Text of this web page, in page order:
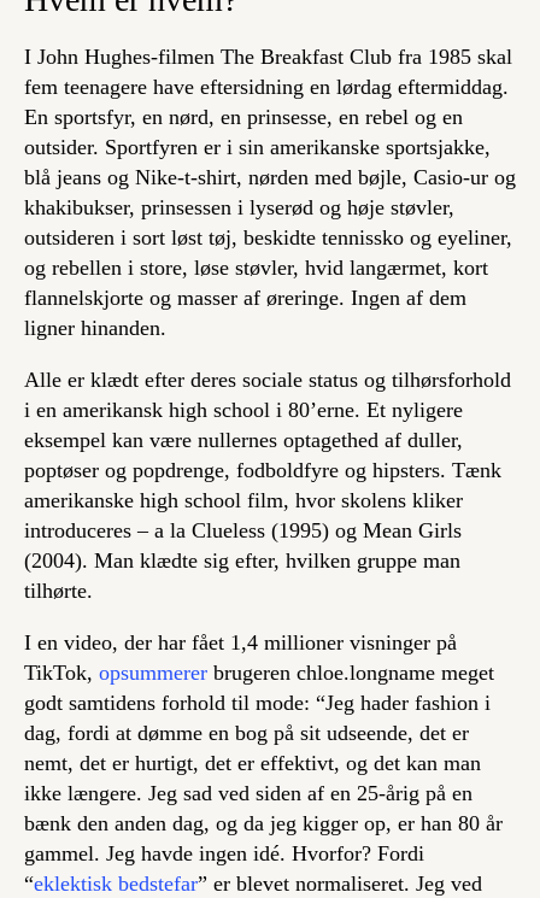
I John Hughes-filmen The Breakfast Club fra 1985 skal
fem teenagere have eftersidning en lørdag eftermiddag.
En sportsfyr, en nørd, en prinsesse, en rebel og en
outsider. Sportfyren er i sin amerikanske sportsjakke,
blå jeans og Nike-t-shirt, nørden med bøjle, Casio-ur og
khakibukser, prinsessen i lyserød og høje støvler,
outsideren i sort løst tøj, beskidte tennissko og eyeliner,
og rebellen i store, løse støvler, hvid langærmet, kort
flannelskjorte og masser af øreringe. Ingen af dem
ligner hinanden.
Alle er klædt efter deres sociale status og tilhørsforhold
i en amerikansk high school i 80’erne. Et nyligere
eksempel kan være nullernes optagethed af duller,
poptøser og popdrenge, fodboldfyre og hipsters. Tænk
amerikanske high school film, hvor skolens kliker
introduceres – a la Clueless (1995) og Mean Girls
(2004). Man klædte sig efter, hvilken gruppe man
tilhørte.
I en video, der har fået 1,4 millioner visninger på
TikTok, opsummerer brugeren chloe.longname meget
godt samtidens forhold til mode: “Jeg hader fashion i
dag, fordi at dømme en bog på sit udseende, det er
nemt, det er hurtigt, det er effektivt, og det kan man
ikke længere. Jeg sad ved siden af en 25-årig på en
bænk den anden dag, og da jeg kigger op, er han 80 år
gammel. Jeg havde ingen idé. Hvorfor? Fordi
“eklektisk bedstefar” er blevet normaliseret. Jeg ved